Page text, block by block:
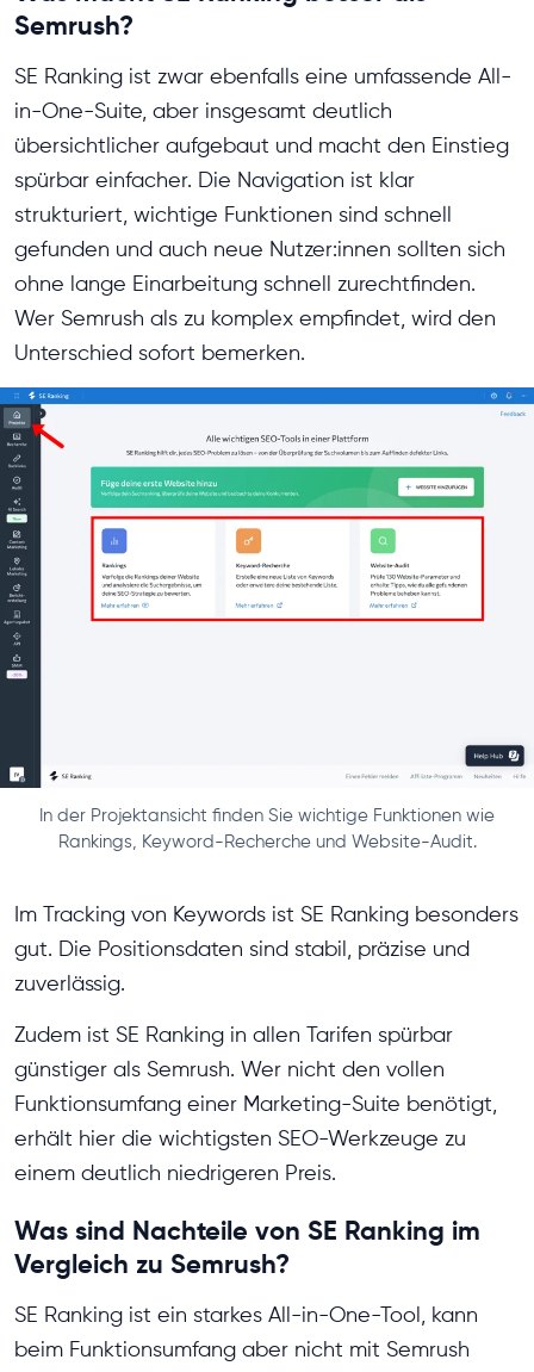
Semrush?
SE Ranking ist zwar ebenfalls eine umfassende All-
in-One-Suite, aber insgesamt deutlich
übersichtlicher aufgebaut und macht den Einstieg
spürbar einfacher. Die Navigation ist klar
strukturiert, wichtige Funktionen sind schnell
gefunden und auch neue Nutzer:innen sollten sich
ohne lange Einarbeitung schnell zurechtfinden.
Wer Semrush als zu komplex empfindet, wird den
Unterschied sofort bemerken.
In der Projektansicht finden Sie wichtige Funktionen wie
Rankings, Keyword-Recherche und Website-Audit.
Im Tracking von Keywords ist SE Ranking besonders
gut. Die Positionsdaten sind stabil, präzise und
zuverlässig.
Zudem ist SE Ranking in allen Tarifen spürbar
günstiger als Semrush. Wer nicht den vollen
Funktionsumfang einer Marketing-Suite benötigt,
erhält hier die wichtigsten SEO-Werkzeuge zu
einem deutlich niedrigeren Preis.
Was sind Nachteile von SE Ranking im
Vergleich zu Semrush?
SE Ranking ist ein starkes All-in-One-Tool, kann
beim Funktionsumfang aber nicht mit Semrush